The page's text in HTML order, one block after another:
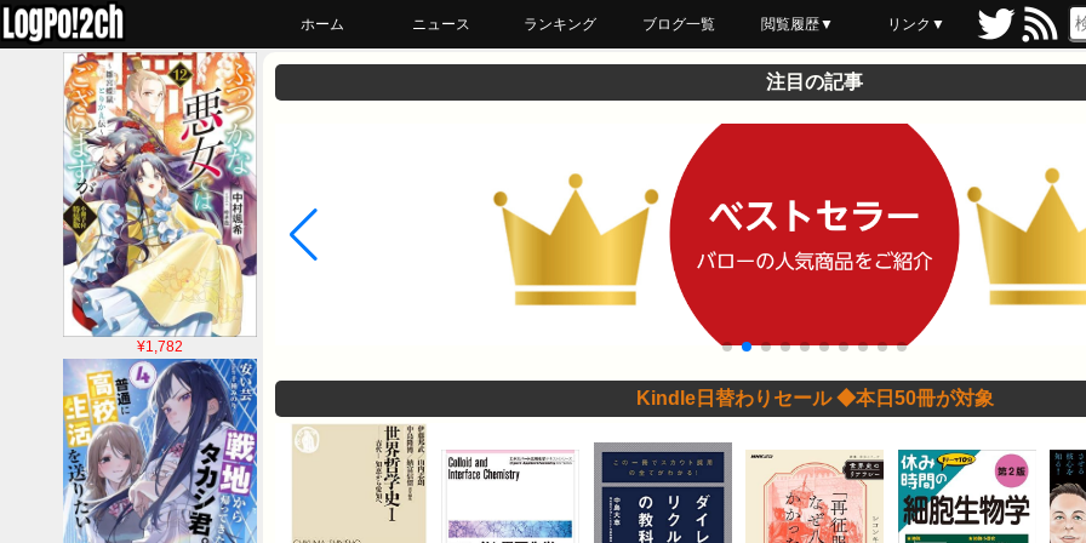
ホーム ニュース ランキング ブログ一覧 閲覧履歴▼
最近読んだ
あとで読む
ブックマーク
リンク▼
¥1,782
注目の記事
Kindle日替わりセール ◆本日50冊が対象